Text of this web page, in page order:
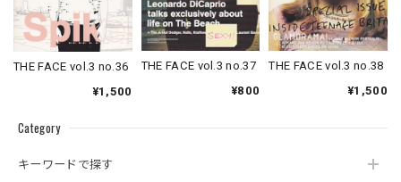
Category
キーワードで探す
THE FACE vol.3 no.36
¥1,500
THE FACE vol.3 no.37
¥800
THE FACE vol.3 no.38
¥1,500